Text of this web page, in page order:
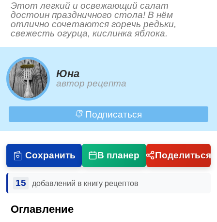
Этот легкий и освежающий салат
достоин праздничного стола! В нём
отлично сочетаются горечь редьки,
свежесть огурца, кислинка яблока.
Юна
автор рецепта
Подписаться
Сохранить В планер Поделиться
15 добавлений в книгу рецептов
Оглавление